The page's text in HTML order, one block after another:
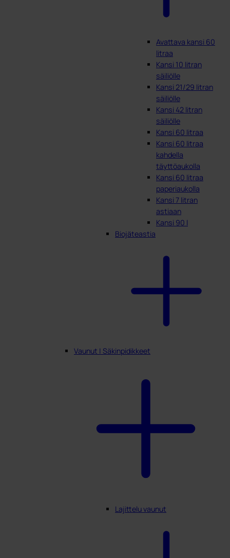
Avattava kansi 60
litraa
Kansi 10 litran
säiliölle
Kansi 21/29 litran
säiliölle
Kansi 42 litran
säiliölle
Kansi 60 litraa
Kansi 60 litraa
kahdella
täyttöaukolla
Kansi 60 litraa
paperiaukolla
Kansi 7 litran
astiaan
Kansi 90 l
Biojäteastia
Vaunut | Säkinpidikkeet
Lajittelu vaunut